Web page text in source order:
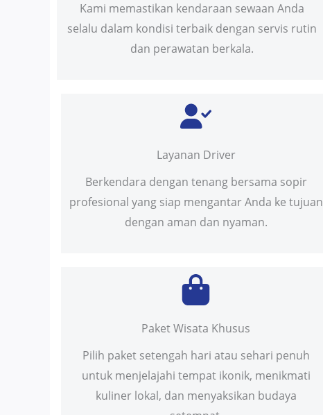
Kami memastikan kendaraan sewaan Anda
selalu dalam kondisi terbaik dengan servis rutin
dan perawatan berkala.
Layanan Driver
Berkendara dengan tenang bersama sopir
profesional yang siap mengantar Anda ke tujuan
dengan aman dan nyaman.
Paket Wisata Khusus
Pilih paket setengah hari atau sehari penuh
untuk menjelajahi tempat ikonik, menikmati
kuliner lokal, dan menyaksikan budaya